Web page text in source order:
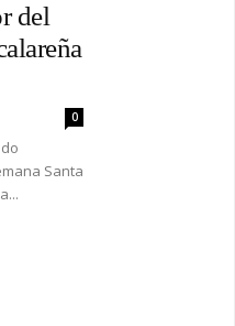
del
0
Santa